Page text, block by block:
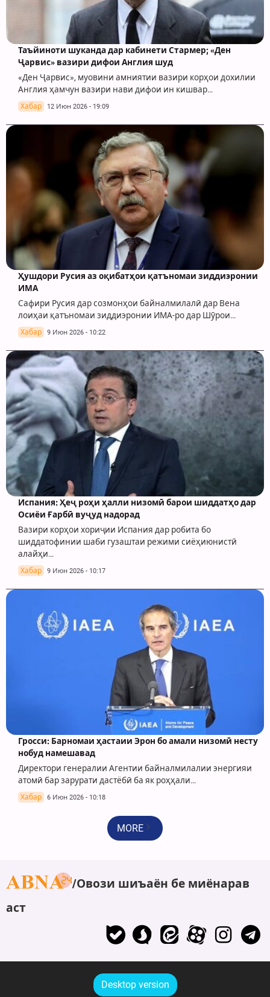
Таъйиноти шуканда дар кабинети Стармер; «Ден
Ҷарвис» вазири дифои Англия шуд
«Ден Ҷарвис», муовини амниятии вазири корҳои дохилии
Англия ҳамчун вазири нави дифои ин кишвар…
Хабар 12 Июн 2026 - 19:09
Ҳушдори Русия аз оқибатҳои қатъномаи зиддиэронии
ИМА
Сафири Русия дар созмонҳои байналмилалӣ дар Вена
лоиҳаи қатъномаи зиддиэронии ИМА-ро дар Шӯрои…
Хабар 9 Июн 2026 - 10:22
Испания: Ҳеҷ роҳи ҳалли низомӣ барои шиддатҳо дар
Осиёи Ғарбӣ вуҷуд надорад
Вазири корҳои хориҷии Испания дар робита бо
шиддатофинии шаби гузаштаи режими сиёҳиюнистӣ
алайҳи…
Хабар 9 Июн 2026 - 10:17
Гросси: Барномаи ҳастаии Эрон бо амали низомӣ несту
нобуд намешавад
Директори генералии Агентии байналмилалии энергияи
атомӣ бар зарурати дастёбӣ ба як роҳҳали…
Хабар 6 Июн 2026 - 10:18
MORE
Овози шиъаён бе миёнарав
аст
Desktop version